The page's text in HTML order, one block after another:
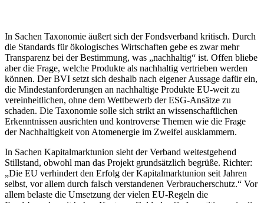
In Sachen Taxonomie äußert sich der Fondsverband kritisch. Durch
die Standards für ökologisches Wirtschaften gebe es zwar mehr
Transparenz bei der Bestimmung, was „nachhaltig“ ist. Offen bliebe
aber die Frage, welche Produkte als nachhaltig vertrieben werden
können. Der BVI setzt sich deshalb nach eigener Aussage dafür ein,
die Mindestanforderungen an nachhaltige Produkte EU-weit zu
vereinheitlichen, ohne dem Wettbewerb der ESG-Ansätze zu
schaden. Die Taxonomie solle sich strikt an wissenschaftlichen
Erkenntnissen ausrichten und kontroverse Themen wie die Frage
der Nachhaltigkeit von Atomenergie im Zweifel ausklammern.
In Sachen Kapitalmarktunion sieht der Verband weitestgehend
Stillstand, obwohl man das Projekt grundsätzlich begrüße. Richter:
„Die EU verhindert den Erfolg der Kapitalmarktunion seit Jahren
selbst, vor allem durch falsch verstandenen Verbraucherschutz.“ Vor
allem belaste die Umsetzung der vielen EU-Regeln die